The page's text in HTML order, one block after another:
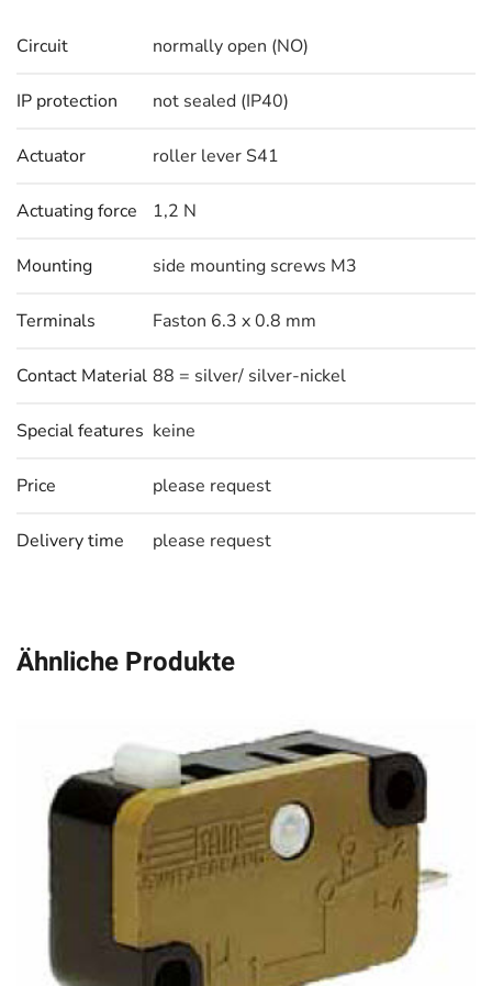
Circuit normally open (NO)
IP protection not sealed (IP40)
Actuator roller lever S41
Actuating force 1,2 N
Mounting side mounting screws M3
Terminals Faston 6.3 x 0.8 mm
Contact Material 88 = silver/ silver-nickel
Special features keine
Price please request
Delivery time please request
Ähnliche Produkte